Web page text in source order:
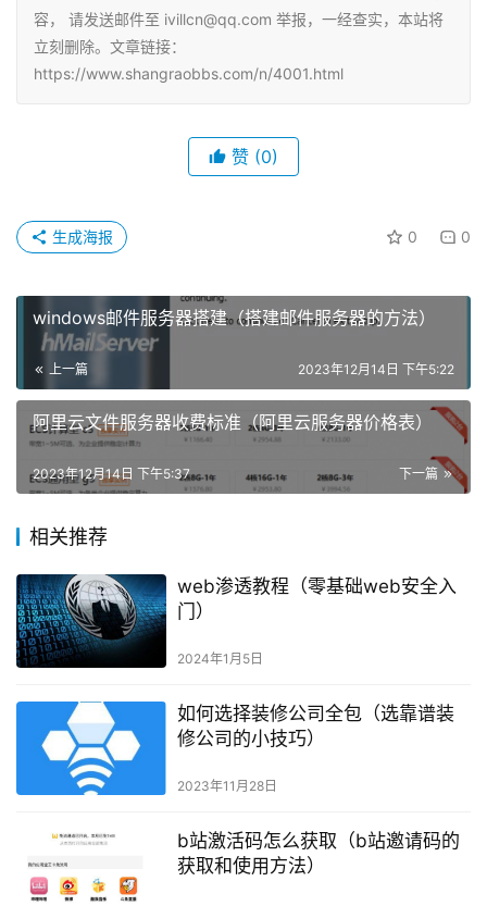
容， 请发送邮件至 ivillcn@qq.com 举报，一经查实，本站将
立刻删除。文章链接：
https://www.shangraobbs.com/n/4001.html
赞 (0)
0 0
生成海报
windows邮件服务器搭建（搭建邮件服务器的方法）
上一篇 2023年12月14日 下午5:22
阿里云文件服务器收费标准（阿里云服务器价格表）
下一篇
2023年12月14日 下午5:37
相关推荐
web渗透教程（零基础web安全入
门）
2024年1月5日
如何选择装修公司全包（选靠谱装
修公司的小技巧）
2023年11月28日
b站激活码怎么获取（b站邀请码的
获取和使用方法）